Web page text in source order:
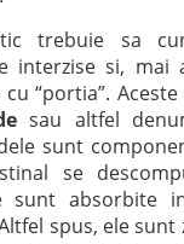
trebuie sa
interzise si, mai
“portia”.
sau altfel
sunt
se
sunt absorbite
spus, ele